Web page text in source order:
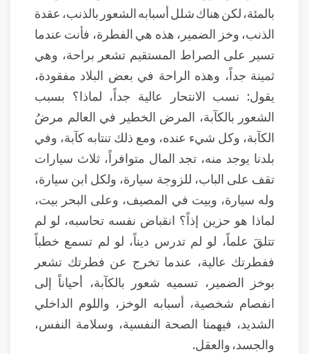
بالمئة، لكن هناك شلل أسبابه الشعور بالذنب، عقدة
الذنب، وخز الضمير، هذه هي الفطرة، فأنت عندما
تسير على الصراط المستقيم تشعر براحة، وهي
ثمينة جداً، وهذه الراحة في بعض البلاد مفقودة،
يقول: نسب الانتحار عالية جداً، لماذا؟ بسبب
الشعور بالكآبة، المرض الخطير في العالم مرضُ
الكآبة، وكل شيء عنده، ومع ذلك تنتابه كآبة، وفي
بلدنا يوجد منه، تجد المال متوافراً، ثلاث سيارات
تقف على الباب، للزوجة سيارة، ولكل ابن سيارة،
وله سيارة، وبيت في المصيف، وعلى البحر بيت،
لماذا هو حزين إذاً؟ انقباض نفسه تحاسبه، لو لم
تتلقَ علماً، لو لم تدرس ديناً، لو لم تسمع خطباً
ففطرتك عالية، عندما تخرج عن فطرتك تشعر
بوخز الضمير، تسميه شعور بالكآبة، أحياناً إلى
انفصام شخصية، أسبابه الوخز، واللوم الداخلي
الشديد، فيهمنا الصحة النفسية، وسلامة النفس،
والجسد، والعقل.